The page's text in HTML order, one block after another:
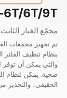
6T/6T/9T
مجمّع الغبار الثابت
بنظام تنظيف الفلتر
والتي يمكن أن توفر
صحية. يمكن لنظام
الحقيقي، والتحذير من